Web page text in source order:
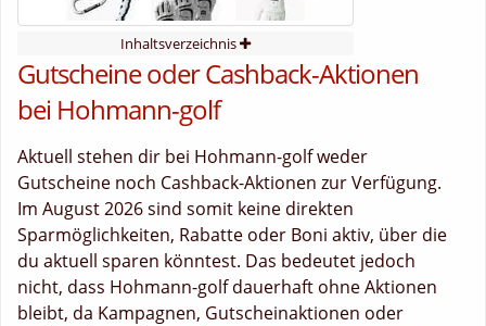
Inhaltsverzeichnis
Gutscheine oder Cashback-Aktionen
bei Hohmann-golf
Aktuell stehen dir bei Hohmann-golf weder
Gutscheine noch Cashback-Aktionen zur Verfügung.
Im August 2026 sind somit keine direkten
Sparmöglichkeiten, Rabatte oder Boni aktiv, über die
du aktuell sparen könntest. Das bedeutet jedoch
nicht, dass Hohmann-golf dauerhaft ohne Aktionen
bleibt, da Kampagnen, Gutscheinaktionen oder